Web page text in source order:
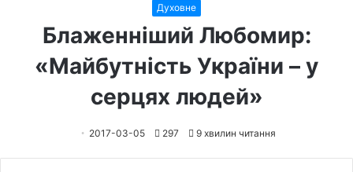
Духовне
Блаженніший Любомир:
«Майбутність України – у
серцях людей»
2017-03-05 297 9 хвилин читання